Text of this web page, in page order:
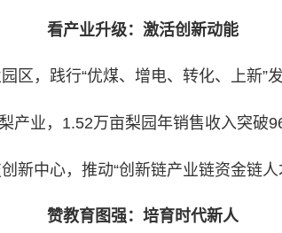
看产业升级：激活创新动能
区，践行“优煤、增电、转化、上新”发
产业，1.52万亩梨园年销售收入突破
新中心，推动“创新链产业链资金链人
赞教育图强：培育时代新人